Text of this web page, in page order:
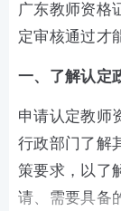
广东教师资格
定审核通过才
一、了解认定
申请认定教师
行政部门了解
策要求，以了
请、需要具备